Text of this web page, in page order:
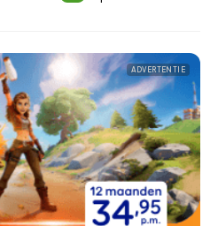
ADVERTENTIE